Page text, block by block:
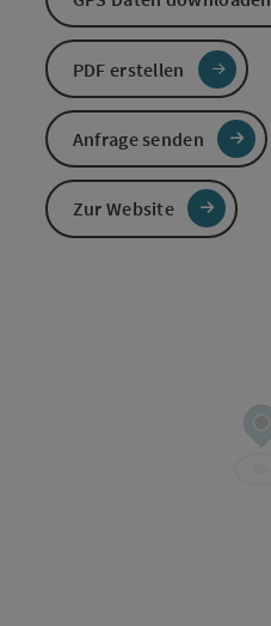
PDF erstellen
Anfrage senden
Zur Website